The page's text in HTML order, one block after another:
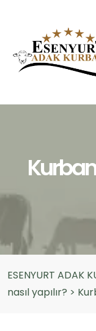
ESENYURT ADAK
nasıl yapılır? >